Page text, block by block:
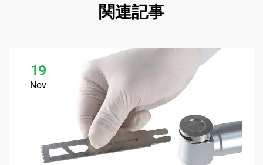
関連記事
19
Nov